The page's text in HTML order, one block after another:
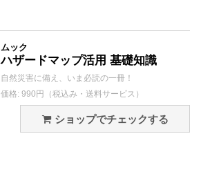
ムック
ハザードマップ活用 基礎知識
自然災害に備え、いま必読の一冊！
価格: 990円（税込み・送料サービス）
ショップでチェックする